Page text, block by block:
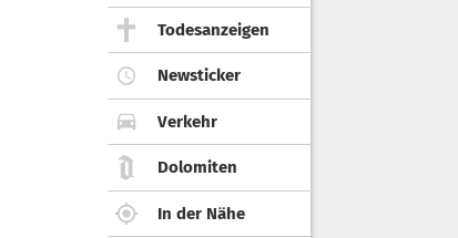
Todesanzeigen
Newsticker
Verkehr
Dolomiten
In der Nähe